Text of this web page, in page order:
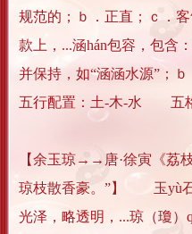
规范的；ｂ．正直；ｃ．
款上，...涵hán包容，包含
并保持，如“涵涵水源”；
五行配置：土-木-水 五格
【余玉琼→→唐·徐寅《荔
琼枝散香豪。”】 玉yù石
光泽，略透明，...琼（瓊）